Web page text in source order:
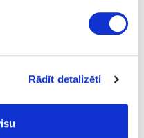
Rādīt detalizēti
U roktura profilam